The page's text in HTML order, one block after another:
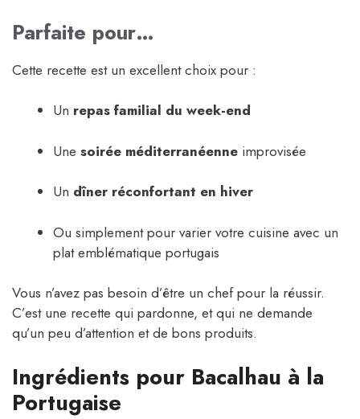
Parfaite pour…
Cette recette est un excellent choix pour :
Un repas familial du week-end
Une soirée méditerranéenne improvisée
Un dîner réconfortant en hiver
Ou simplement pour varier votre cuisine avec un
plat emblématique portugais
Vous n’avez pas besoin d’être un chef pour la réussir.
C’est une recette qui pardonne, et qui ne demande
qu’un peu d’attention et de bons produits.
Ingrédients pour Bacalhau à la
Portugaise